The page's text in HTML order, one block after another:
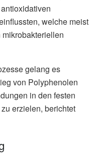
welche meist
gelang es
von Polyphenolen
in den festen
erzielen, berichtet